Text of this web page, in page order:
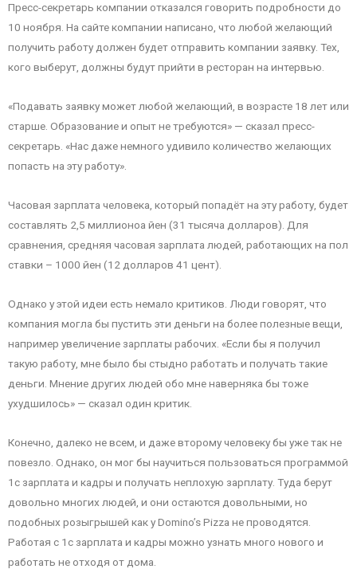
Пресс-секретарь компании отказался говорить подробности до
10 ноября. На сайте компании написано, что любой желающий
получить работу должен будет отправить компании заявку. Тех,
кого выберут, должны будут прийти в ресторан на интервью.
«Подавать заявку может любой желающий, в возрасте 18 лет или
старше. Образование и опыт не требуются» — сказал пресс-
секретарь. «Нас даже немного удивило количество желающих
попасть на эту работу».
Часовая зарплата человека, который попадёт на эту работу, будет
составлять 2,5 миллионоа йен (31 тысяча долларов). Для
сравнения, средняя часовая зарплата людей, работающих на пол
ставки – 1000 йен (12 долларов 41 цент).
Однако у этой идеи есть немало критиков. Люди говорят, что
компания могла бы пустить эти деньги на более полезные вещи,
например увеличение зарплаты рабочих. «Если бы я получил
такую работу, мне было бы стыдно работать и получать такие
деньги. Мнение других людей обо мне наверняка бы тоже
ухудшилось» — сказал один критик.
Конечно, далеко не всем, и даже второму человеку бы уже так не
повезло. Однако, он мог бы научиться пользоваться программой
1с зарплата и кадры и получать неплохую зарплату. Туда берут
довольно многих людей, и они остаются довольными, но
подобных розыгрышей как у Domino’s Pizza не проводятся.
Работая с 1с зарплата и кадры можно узнать много нового и
работать не отходя от дома.